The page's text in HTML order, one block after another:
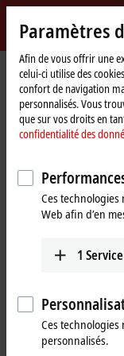
Beckhoff
-
New
Automation
Technology
Page
d'accueil
Entreprise
Tutorial: Change of
Si vous cliquez
adaptons les
contenus tiers à
politique
Sep 26, 2024
Paramètres
Afin de vous offrir une
celui-ci utilise des
confort de navigation
personnalisés. Vous
que sur vos droits en
confidentialité des
Ces technologies
Web afin d’en
1 Service
Ces
personnalisés.